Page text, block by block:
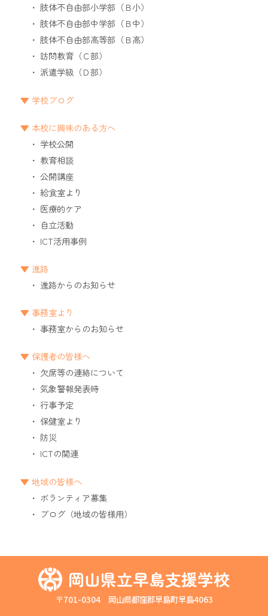
肢体不自由部小学部（Ｂ小）
肢体不自由部中学部（Ｂ中）
肢体不自由部高等部（Ｂ高）
訪問教育（Ｃ部）
派遣学級（Ｄ部）
学校ブログ
本校に興味のある方へ
学校公開
教育相談
公開講座
給食室より
医療的ケア
自立活動
ICT活用事例
進路
進路からのお知らせ
事務室より
事務室からのお知らせ
保護者の皆様へ
欠席等の連絡について
気象警報発表時
行事予定
保健室より
防災
ICTの関連
地域の皆様へ
ボランティア募集
ブログ（地域の皆様用）
岡山県立早島支援学校
〒701-0304 岡山県都窪郡早島町早島4063